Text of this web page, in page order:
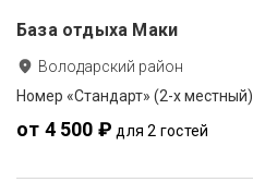
База отдыха Маки
Володарский район
Номер «Стандарт» (2-х местный)
от 4 500 ₽ для 2 гостей